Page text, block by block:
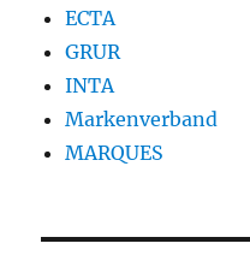
ECTA
GRUR
INTA
Markenverband
MARQUES